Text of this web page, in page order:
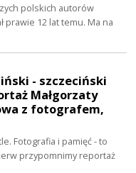
polskich autorów
prawie 12 lat temu. Ma na
- szczeciński
Małgorzaty
z fotografem,
Fotografia i pamięć - to
przypomnimy reportaż